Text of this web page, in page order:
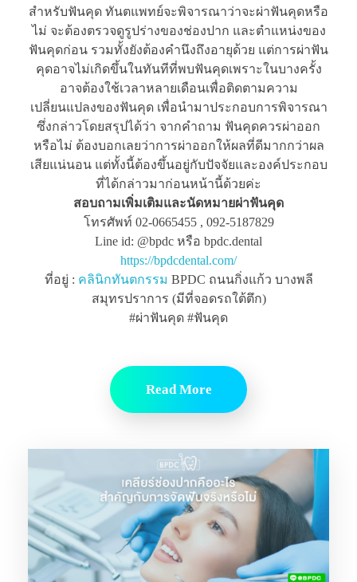
สำหรับฟันคุด ทันตแพทย์จะพิจารณาว่าจะผ่าฟันคุดหรือ
ไม่ จะต้องตรวจดูรูปร่างของช่องปาก และตำแหน่งของ
ฟันคุดก่อน รวมทั้งยังต้องคำนึงถึงอายุด้วย แต่การผ่าฟัน
คุดอาจไม่เกิดขึ้นในทันทีที่พบฟันคุดเพราะในบางครั้ง
อาจต้องใช้เวลาหลายเดือนเพื่อติดตามความ
เปลี่ยนแปลงของฟันคุด เพื่อนำมาประกอบการพิจารณา
ซึ่งกล่าวโดยสรุปได้ว่า จากคำถาม ฟันคุดควรผ่าออก
หรือไม่ ต้องบอกเลยว่าการผ่าออกให้ผลที่ดีมากกว่าผล
เสียแน่นอน แต่ทั้งนี้ต้องขึ้นอยู่กับปัจจัยและองค์ประกอบ
ที่ได้กล่าวมาก่อนหน้านี้ด้วยค่ะ
สอบถามเพิ่มเติมและนัดหมายผ่าฟันคุด
โทรศัพท์ 02-0665455 , 092-5187829
Line id: @bpdc หรือ bpdc.dental
https://bpdcdental.com/
ที่อยู่ : คลินิกทันตกรรม BPDC ถนนกิ่งแก้ว บางพลี
สมุทรปราการ (มีที่จอดรถใต้ตึก)
#ผ่าฟันคุด #ฟันคุด
Read More